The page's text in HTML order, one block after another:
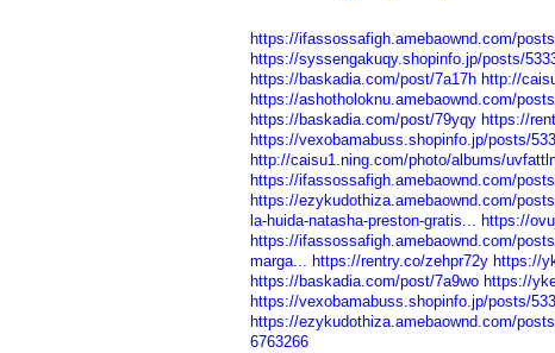
https://ifassossafigh.amebaownd.com/
https://syssengakuqy.shopinfo.jp/posts/
https://baskadia.com/post/7a17h http://
https://ashotholoknu.amebaownd.com/
https://baskadia.com/post/79yqy https://
https://vexobamabuss.shopinfo.jp/posts/
http://caisu1.ning.com/photo/albums/
https://ifassossafigh.amebaownd.com/
https://ezykudothiza.amebaownd.com/
la-huida-natasha-preston-gratis... https://
https://ifassossafigh.amebaownd.com/
marga... https://rentry.co/zehpr72y https://
https://baskadia.com/post/7a9wo https://
https://vexobamabuss.shopinfo.jp/posts/
https://ezykudothiza.amebaownd.com/
6763266